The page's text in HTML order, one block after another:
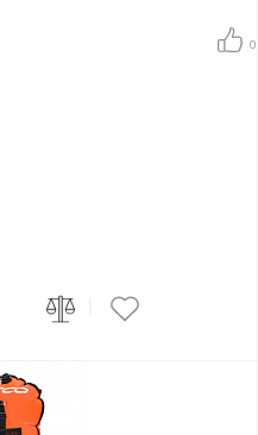
0